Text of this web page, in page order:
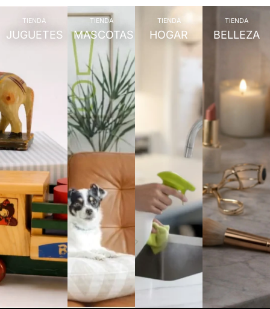
TIENDA
JUGUETES
TIENDA
MASCOTAS
TIENDA
HOGAR
TIENDA
BELLEZA